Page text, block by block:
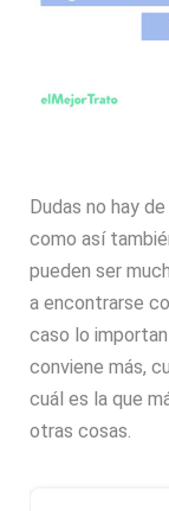
Dudas no hay
como así
pueden ser
a encontrarse
caso lo
conviene más,
cuál es la que
otras cosas.